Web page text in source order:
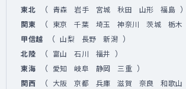
東北
（ 青森 岩手 宮城 秋田 山形 福島 ）
関東 （ 東京 千葉 埼玉 神奈川 茨城 栃木
甲信越 （ 山梨 長野 新潟 ）
北陸 （ 富山 石川 福井 ）
東海 （ 愛知 岐阜 静岡 三重 ）
関西 （ 大阪 京都 兵庫 滋賀 奈良 和歌山